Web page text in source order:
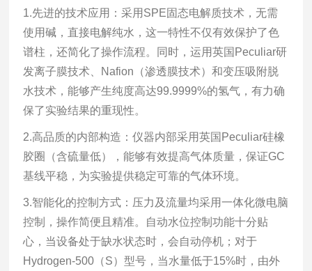
1.先进的技术应用：采用SPE固态电解质技术，无需
使用碱，直接电解纯水，这一特性不仅有效保护了色
谱柱，还简化了操作流程。同时，运用英国Peculiar研
发离子膜技术、Nafion（渗透膜技术）和变压吸附脱
水技术，能够产生纯度高达99.9999%的氢气，有力确
保了实验结果的重现性。
2.高品质的内部构造：仪器内部采用英国Peculiar硅橡
胶圈（含硫量低），能够有效提高气体质量，保证GC
基线平稳，为实验提供稳定可靠的气体环境。
3.智能化的控制方式：压力及流量均采用一体化微电脑
控制，操作简便且精准。自动水位控制功能十分贴
心，当设备处于缺水状态时，会自动停机；对于
Hydrogen-500（S）型号，当水量低于15%时，由外